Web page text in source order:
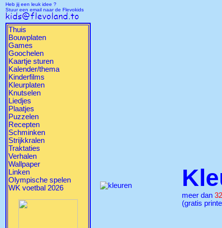
Heb jij een leuk idee ?
Stuur een email naar de Flevokids
Thuis
Bouwplaten
Games
Goochelen
Kaartje sturen
Kalender/thema
Kinderfilms
Kleurplaten
Knutselen
Liedjes
Plaatjes
Puzzelen
Recepten
Schminken
Strijkkralen
Traktaties
Verhalen
Wallpaper
Linken
Olympische spelen
WK voetbal 2026
meer dan
(gratis